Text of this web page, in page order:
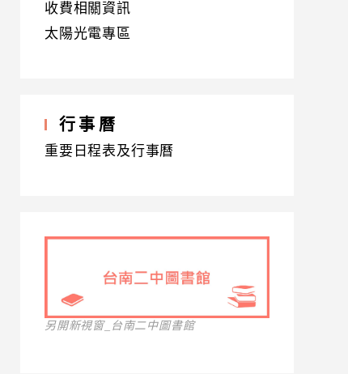
收費相關資訊
太陽光電專區
行事曆
重要日程表及行事曆
另開新視窗_台南二中圖書館